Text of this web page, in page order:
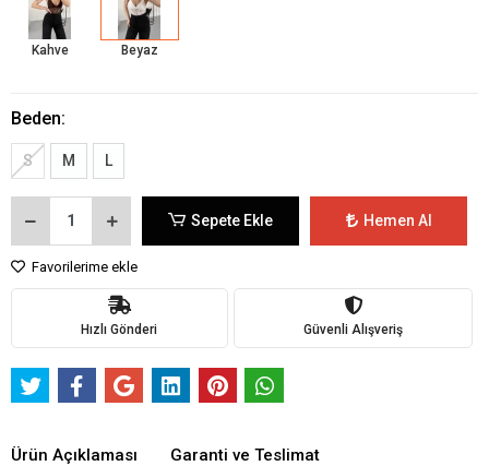
Kahve Beyaz
Beden:
S M L
Sepete Ekle Hemen Al
Favorilerime ekle
Hızlı Gönderi Güvenli Alışveriş
Ürün Açıklaması Garanti ve Teslimat